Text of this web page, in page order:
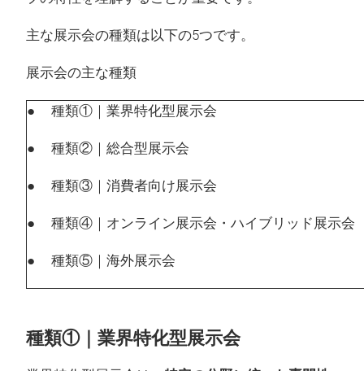
主な展示会の種類は以下の5つです。
展示会の主な種類
● 種類①｜業界特化型展示会
● 種類②｜総合型展示会
● 種類③｜消費者向け展示会
● 種類④｜オンライン展示会・ハイブリッド展示会
● 種類⑤｜海外展示会
種類①｜業界特化型展示会